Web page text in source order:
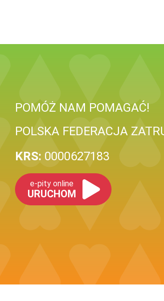
POMÓŻ NAM POMAGAĆ!
POLSKA FEDERACJA
KRS: 0000627183
e-pity online
URUCHOM